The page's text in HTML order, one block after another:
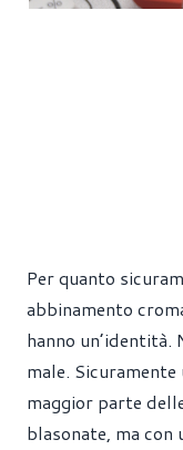
Per quanto
abbinamento
hanno
male.
maggior parte
blasonate, ma